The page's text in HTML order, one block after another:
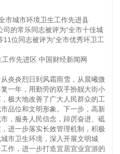
市城市环境卫生工作先进县
司的常乐同志被评为“全市十佳城
位同志被评为“全市优秀环卫工
炎炎烈日到风霜雨雪，从晨曦微
一年，用勤劳的双手扮靓大街小
极大地改善了广大人民群众的工
品位和文明形象。下一步，高新
，服务人民信念，踔厉奋进、砥
进一步落实长效管理机制，积极
市卫生环境，深入开展文明城
作，进一步打造宜居宜业宜游的